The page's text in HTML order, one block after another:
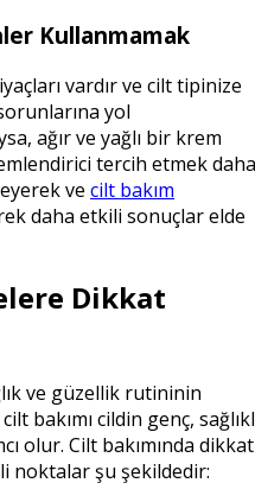
Kullanmamak
vardır ve cilt tipinize
yol
ağır ve yağlı bir krem
tercih etmek daha
ve cilt bakım
daha etkili sonuçlar elde
Dikkat
ve güzellik rutininin
bakımı cildin genç,
olur. Cilt bakımında dikkat
noktalar şu şekildedir: